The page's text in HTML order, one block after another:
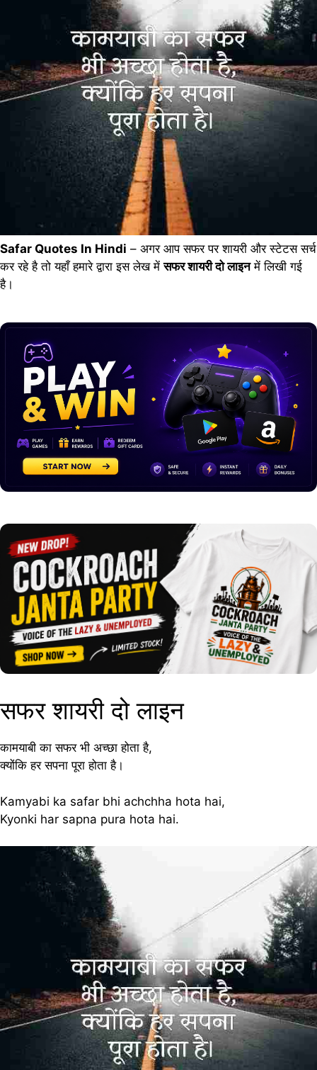
Safar Quotes In Hindi – अगर आप सफर पर शायरी और स्टेटस सर्च
कर रहे है तो यहाँ हमारे द्वारा इस लेख मेंसफर शायरी दो लाइनमें लिखी गई
है।
सफर शायरी दो लाइन
कामयाबी का सफर भी अच्छा होता है,
क्योंकि हर सपना पूरा होता है।
Kamyabi ka safar bhi achchha hota hai,
Kyonki har sapna pura hota hai.